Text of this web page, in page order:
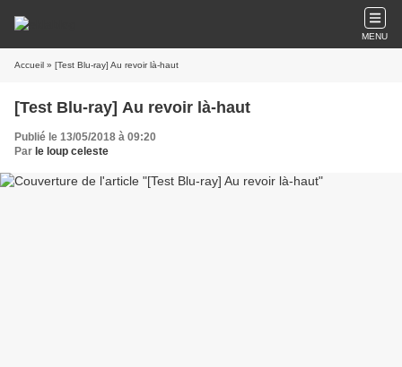
MENU
Accueil » [Test Blu-ray] Au revoir là-haut
[Test Blu-ray] Au revoir là-haut
Publié le 13/05/2018 à 09:20
Par le loup celeste